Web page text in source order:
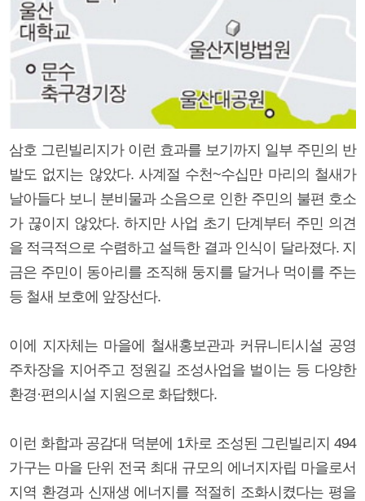
삼호 그린빌리지가 이런 효과를 보기까지 일부 주민의 반
발도 없지는 않았다. 사계절 수천~수십만 마리의 철새가
날아들다 보니 분비물과 소음으로 인한 주민의 불편 호소
가 끊이지 않았다. 하지만 사업 초기 단계부터 주민 의견
을 적극적으로 수렴하고 설득한 결과 인식이 달라졌다. 지
금은 주민이 동아리를 조직해 둥지를 달거나 먹이를 주는
등 철새 보호에 앞장선다.
이에 지자체는 마을에 철새홍보관과 커뮤니티시설 공영
주차장을 지어주고 정원길 조성사업을 벌이는 등 다양한
환경·편의시설 지원으로 화답했다.
이런 화합과 공감대 덕분에 1차로 조성된 그린빌리지 494
가구는 마을 단위 전국 최대 규모의 에너지자립 마을로서
지역 환경과 신재생 에너지를 적절히 조화시켰다는 평을